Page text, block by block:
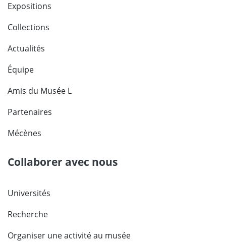
Expositions
Collections
Actualités
Équipe
Amis du Musée L
Partenaires
Mécènes
Collaborer avec nous
Universités
Recherche
Organiser une activité au musée